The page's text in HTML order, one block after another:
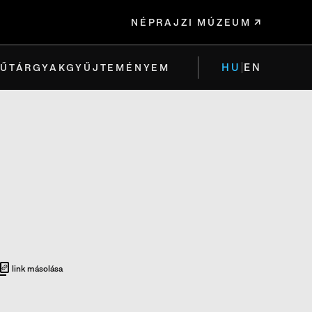
NÉPRAJZI MÚZEUM
GYŰJTEMÉNYEM HU EN
link másolása